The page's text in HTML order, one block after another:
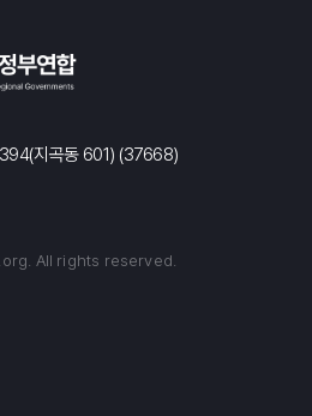
지곡동 601) (37668)
All rights reserved.